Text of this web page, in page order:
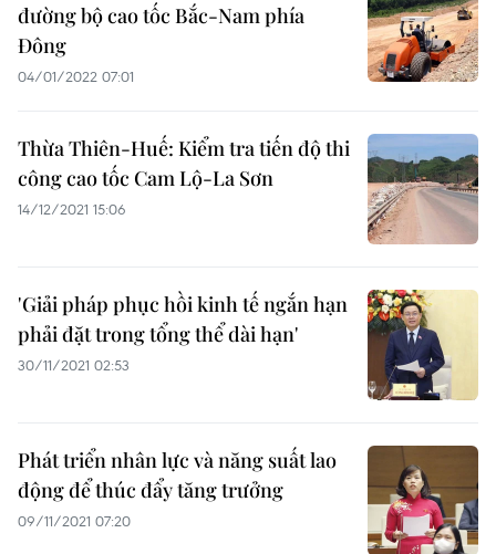
đường bộ cao tốc Bắc-Nam phía
Đông
04/01/2022 07:01
Thừa Thiên-Huế: Kiểm tra tiến độ thi
công cao tốc Cam Lộ-La Sơn
14/12/2021 15:06
'Giải pháp phục hồi kinh tế ngắn hạn
phải đặt trong tổng thể dài hạn'
30/11/2021 02:53
Phát triển nhân lực và năng suất lao
động để thúc đẩy tăng trưởng
09/11/2021 07:20